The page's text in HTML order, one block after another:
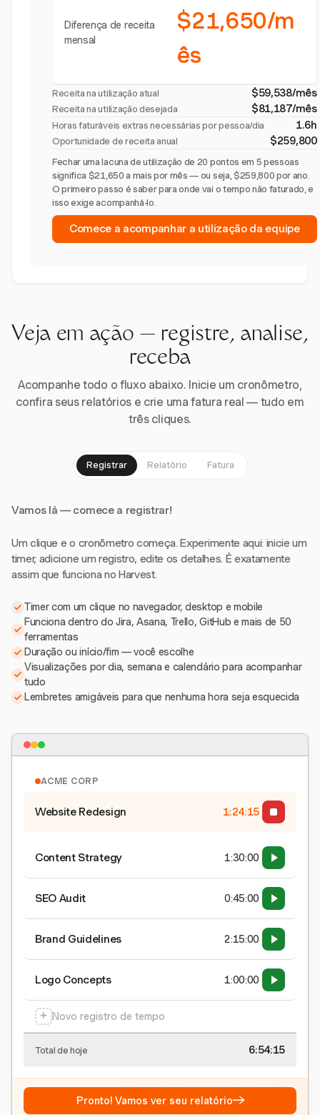
Diferença de receita
mensal
$21,650/m
ês
Receita na utilização atual $59,538/mês
Receita na utilização desejada $81,187/mês
Horas faturáveis extras necessárias por pessoa/dia 1.6h
Oportunidade de receita anual $259,800
Fechar uma lacuna de utilização de 20 pontos em 5 pessoas
significa $21,650 a mais por mês — ou seja, $259,800 por ano.
O primeiro passo é saber para onde vai o tempo não faturado, e
isso exige acompanhá-lo.
Comece a acompanhar a utilização da equipe
Veja em ação — registre, analise,
receba
Acompanhe todo o fluxo abaixo. Inicie um cronômetro,
confira seus relatórios e crie uma fatura real — tudo em
três cliques.
Registrar Relatório Fatura
Vamos lá — comece a registrar!
Um clique e o cronômetro começa. Experimente aqui: inicie um
timer, adicione um registro, edite os detalhes. É exatamente
assim que funciona no Harvest.
Timer com um clique no navegador, desktop e mobile
Funciona dentro do Jira, Asana, Trello, GitHub e mais de 50
ferramentas
Duração ou início/fim — você escolhe
Visualizações por dia, semana e calendário para acompanhar
tudo
Lembretes amigáveis para que nenhuma hora seja esquecida
ACME CORP
Website Redesign 1:24:15
Content Strategy 1:30:00
SEO Audit 0:45:00
Brand Guidelines 2:15:00
Logo Concepts 1:00:00
+ Novo registro de tempo
Total de hoje 6:54:15
Pronto! Vamos ver seu relatório→